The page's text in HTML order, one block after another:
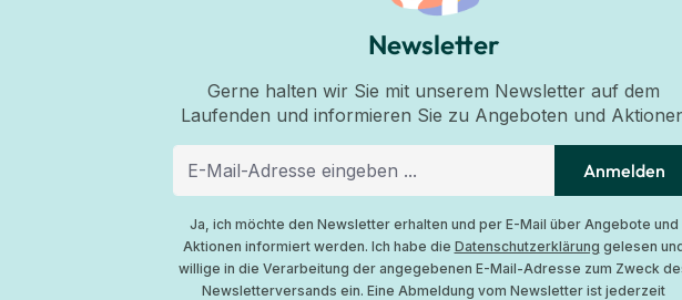
Newsletter
Gerne halten wir Sie mit unserem Newsletter auf dem
Laufenden und informieren Sie zu Angeboten und
Anmelden
Ja, ich möchte den Newsletter erhalten und per E-Mail über Angebote und
Aktionen informiert werden. Ich habe die Datenschutzerklärung gelesen
willige in die Verarbeitung der angegebenen E-Mail-Adresse zum Zweck
Newsletterversands ein. Eine Abmeldung vom Newsletter ist jederzeit